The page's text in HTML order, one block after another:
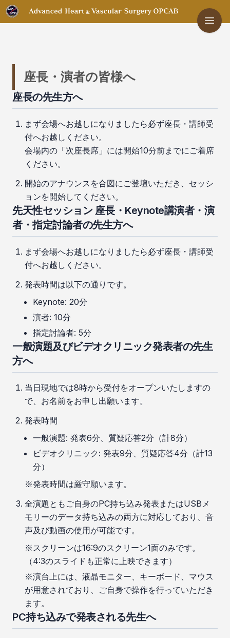
座長・演者の皆様へ
座長の先生方へ
まず会場へお越しになりましたら必ず座長・講師受
付へお越しください。
会場内の「次座長席」には開始10分前までにご着席
ください。
開始のアナウンスを合図にご登壇いただき、セッシ
ョンを開始してください。
先天性セッション 座長・Keynote講演者・演
者・指定討論者の先生方へ
まず会場へお越しになりましたら必ず座長・講師受
付へお越しください。
発表時間は以下の通りです。
Keynote: 20分
演者: 10分
指定討論者: 5分
一般演題及びビデオクリニック発表者の先生
方へ
当日現地では8時から受付をオープンいたしますの
で、お名前をお申し出願います。
発表時間
一般演題: 発表6分、質疑応答2分（計8分）
ビデオクリニック: 発表9分、質疑応答4分（計13
分）
※発表時間は厳守願います。
全演題ともご自身のPC持ち込み発表またはUSBメ
モリーのデータ持ち込みの両方に対応しており、音
声及び動画の使用が可能です。
※スクリーンは16:9のスクリーン1面のみです。
（4:3のスライドも正常に上映できます）
※演台上には、液晶モニター、キーボード、マウス
が用意されており、ご自身で操作を行っていただき
ます。
PC持ち込みで発表される先生へ